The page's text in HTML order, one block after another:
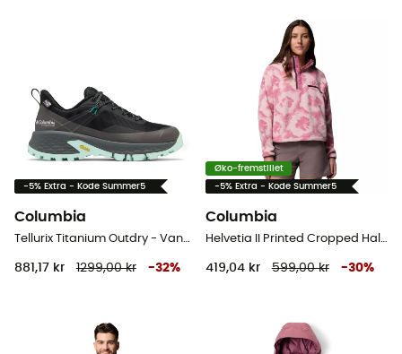
-5% Extra - Kode Summer5
Columbia
Tellurix Titanium Outdry - Vandresko - Damer
881,17 kr 1299,00 kr -32%
Øko-fremstillet
-5% Extra - Kode Summer5
Columbia
Helvetia II Printed Cropped Half Snap - Fleecejakke - Damer
419,04 kr 599,00 kr -30%